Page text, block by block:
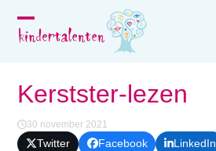
Open
menu
Close
menu
Kerstster-lezen
30 november 2021
Twitter Facebook LinkedIn